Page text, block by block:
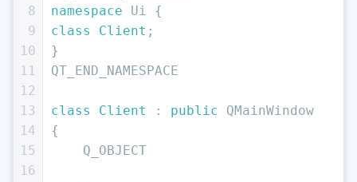
8
9
10
11
12
13
14
15
16
namespace Ui {
class
Client ;
}
QT_END_NAMESPACE
class Client : public QMainWindow
{
    Q_OBJECT